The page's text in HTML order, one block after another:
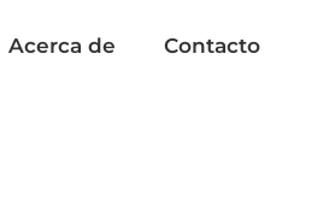
Acerca de Contacto